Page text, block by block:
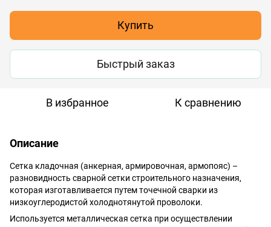
Купить
Быстрый заказ
В избранное К сравнению
Описание
Сетка кладочная (анкерная, армировочная, армопояс) –
разновидность сварной сетки строительного назначения,
которая изготавливается путем точечной сварки из
низкоуглеродистой холоднотянутой проволоки.
Используется металлическая сетка при осуществлении